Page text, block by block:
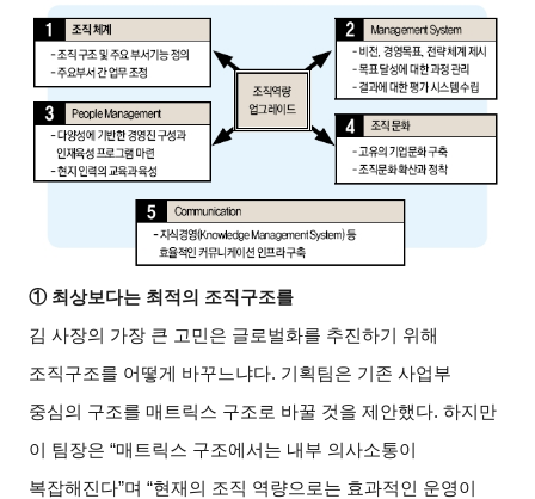
①최상보다는 최적의 조직구조를
김 사장의 가장 큰 고민은 글로벌화를 추진하기 위해
조직구조를 어떻게 바꾸느냐다. 기획팀은 기존 사업부
중심의 구조를 매트릭스 구조로 바꿀 것을 제안했다. 하지만
이 팀장은 “매트릭스 구조에서는 내부 의사소통이
복잡해진다”며 “현재의 조직 역량으로는 효과적인 운영이